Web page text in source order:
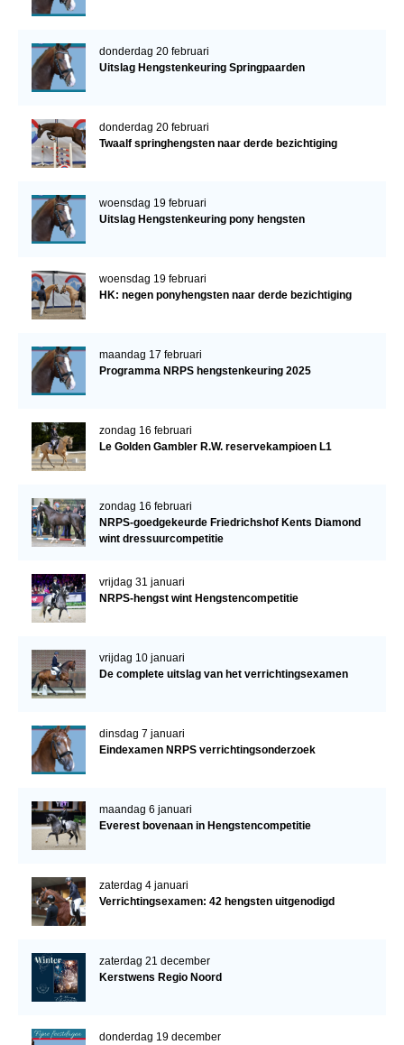
donderdag 20 februari
Uitslag Hengstenkeuring Springpaarden
donderdag 20 februari
Twaalf springhengsten naar derde bezichtiging
woensdag 19 februari
Uitslag Hengstenkeuring pony hengsten
woensdag 19 februari
HK: negen ponyhengsten naar derde bezichtiging
maandag 17 februari
Programma NRPS hengstenkeuring 2025
zondag 16 februari
Le Golden Gambler R.W. reservekampioen L1
zondag 16 februari
NRPS-goedgekeurde Friedrichshof Kents Diamond
wint dressuurcompetitie
vrijdag 31 januari
NRPS-hengst wint Hengstencompetitie
vrijdag 10 januari
De complete uitslag van het verrichtingsexamen
dinsdag 7 januari
Eindexamen NRPS verrichtingsonderzoek
maandag 6 januari
Everest bovenaan in Hengstencompetitie
zaterdag 4 januari
Verrichtingsexamen: 42 hengsten uitgenodigd
zaterdag 21 december
Kerstwens Regio Noord
donderdag 19 december